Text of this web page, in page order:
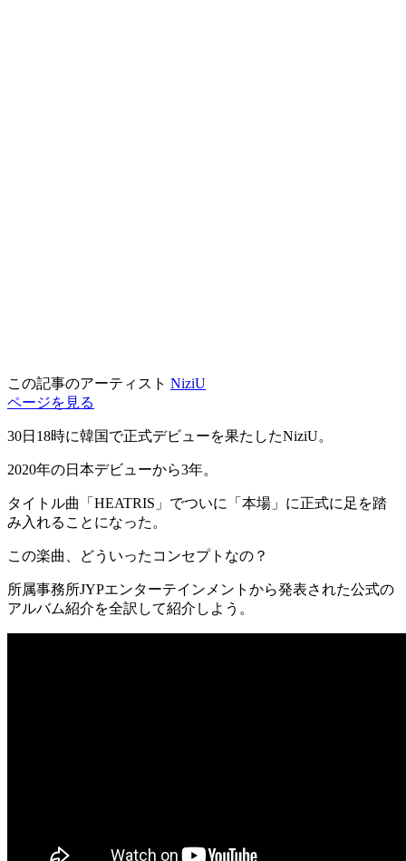
この記事のアーティスト NiziU
ページを見る
30日18時に韓国で正式デビューを果たしたNiziU。
2020年の日本デビューから3年。
タイトル曲「HEATRIS」でついに「本場」に正式に足を踏
み入れることになった。
この楽曲、どういったコンセプトなの？
所属事務所JYPエンターテインメントから発表された公式の
アルバム紹介を全訳して紹介しよう。